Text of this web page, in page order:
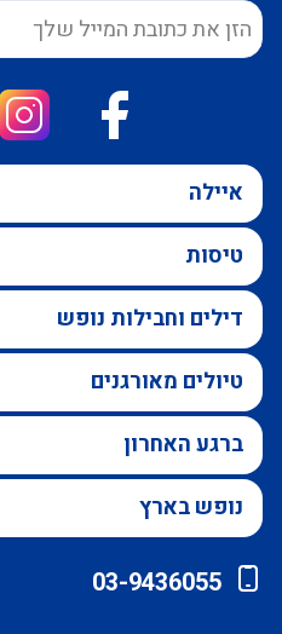
איילה
טיסות
דילים וחבילות נופש
טיולים מאורגנים
ברגע האחרון
נופש בארץ
03-9436055